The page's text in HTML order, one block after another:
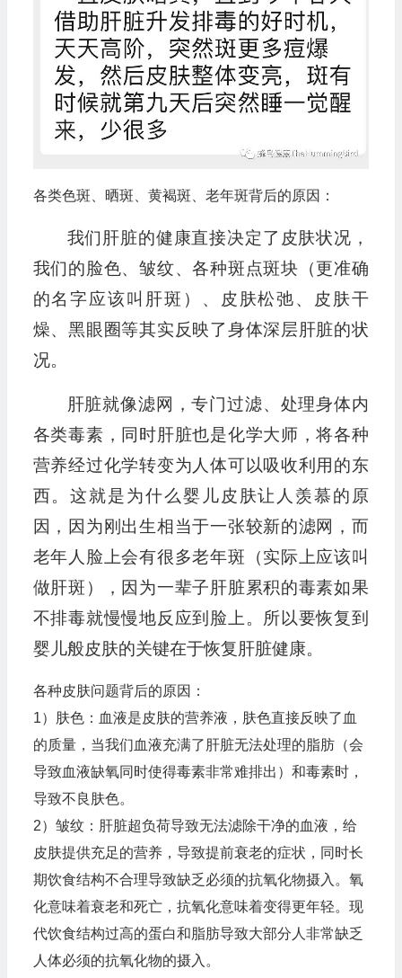
各类色斑、晒斑、黄褐斑、老年斑背后的原因：
我们肝脏的健康直接决定了皮肤状况，
我们的脸色、皱纹、各种斑点斑块（更准确
的名字应该叫肝斑）、皮肤松弛、皮肤干
燥、黑眼圈等其实反映了身体深层肝脏的状
况。
肝脏就像滤网，专门过滤、处理身体内
各类毒素，同时肝脏也是化学大师，将各种
营养经过化学转变为人体可以吸收利用的东
西。这就是为什么婴儿皮肤让人羡慕的原
因，因为刚出生相当于一张较新的滤网，而
老年人脸上会有很多老年斑（实际上应该叫
做肝斑），因为一辈子肝脏累积的毒素如果
不排毒就慢慢地反应到脸上。所以要恢复到
婴儿般皮肤的关键在于恢复肝脏健康。
各种皮肤问题背后的原因：
1）肤色：血液是皮肤的营养液，肤色直接反映了血
的质量，当我们血液充满了肝脏无法处理的脂肪（会
导致血液缺氧同时使得毒素非常难排出）和毒素时，
导致不良肤色。
2）皱纹：肝脏超负荷导致无法滤除干净的血液，给
皮肤提供充足的营养，导致提前衰老的症状，同时长
期饮食结构不合理导致缺乏必须的抗氧化物摄入。氧
化意味着衰老和死亡，抗氧化意味着变得更年轻。现
代饮食结构过高的蛋白和脂肪导致大部分人非常缺乏
人体必须的抗氧化物的摄入。